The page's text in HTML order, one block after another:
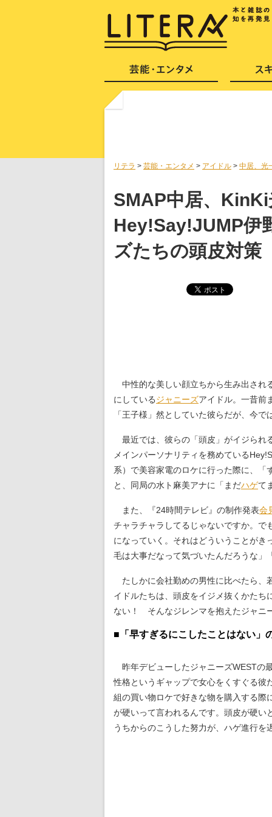
リテラ > 芸能・エンタメ > アイドル > 中居、光
SMAP中居、
Hey!Say!JUMP伊
ズたちの頭皮対策
中性的な美しい顔立ちから生み出され
にしているジャニーズアイドル。一昔前
「王子様」然としていた彼らだが、今で
最近では、彼らの「頭皮」がイジられ
メインパーソナリティを務めている
系）で美容家電のロケに行った際に、
と、同局の水ト麻美アナに「まだハゲて
また、『24時間テレビ』の制作発表会
チャラチャラしてるじゃないですか。で
になっていく。それはどういうことがき
毛は大事だなって気づいたんだろうな」
たしかに会社勤めの男性に比べたら、
イドルたちは、頭皮をイジメ抜くかた
ない！ そんなジレンマを抱えたジャニ
■「早すぎるにこしたことはない」
昨年デビューしたジャニーズWESTの
性格というギャップで女心をくすぐる彼
組の買い物ロケで好きな物を購入する際
が硬いって言われるんです。頭皮が硬い
うちからのこうした努力が、ハゲ進行を